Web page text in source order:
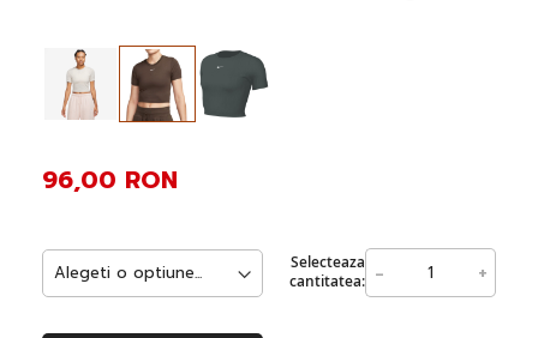
Selecteaza
cantitatea: - +
96,00 RON